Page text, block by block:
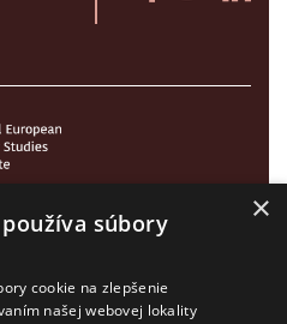
×
súbory
cookie na zlepšenie
našej webovej lokality